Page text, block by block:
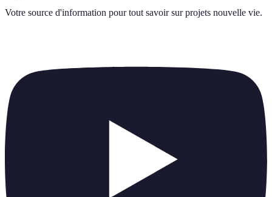
Votre source d'information pour tout savoir sur projets nouvelle vie.